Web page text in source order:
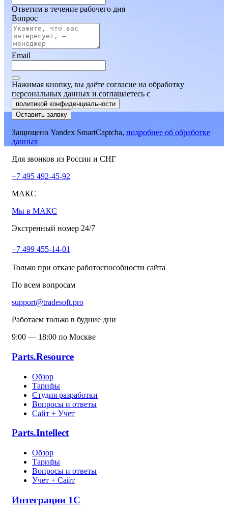
Ответим в течение рабочего дня
Вопрос
Email
Нажимая кнопку, вы даёте согласие на обработку
персональных данных и соглашаетесь c
политикой конфиденциальности
Оставить заявку
Защищено Yandex SmartCaptcha, подробнее об обработке
данных
Для звонков из России и СНГ
+7 495 492-45-92
МАКС
Мы в МАКС
Экстренный номер 24/7
+7 499 455-14-01
Только при отказе работоспособности сайта
По всем вопросам
support@tradesoft.pro
Работаем только в будние дни
9:00 — 18:00 по Москве
Parts.Resource
Обзор
Тарифы
Студия разработки
Вопросы и ответы
Сайт + Учет
Parts.Intellect
Обзор
Тарифы
Вопросы и ответы
Учет + Сайт
Интеграции 1С